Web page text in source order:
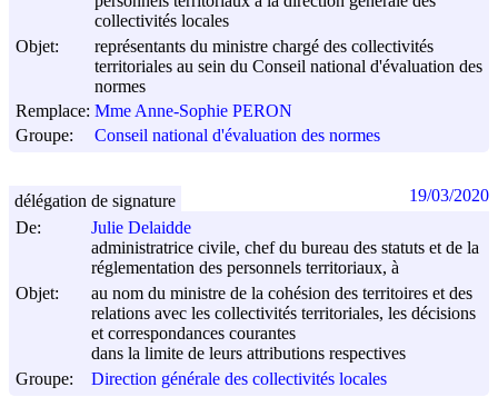
collectivités locales
Objet:
représentants du ministre chargé des collectivités
territoriales au sein du Conseil national d'évaluation des
normes
Remplace: Mme Anne-Sophie PERON
Groupe:
Conseil national d'évaluation des normes
De:
Julie Delaidde
administratrice civile, chef du bureau des statuts et de la
réglementation des personnels territoriaux, à
Objet:
au nom du ministre de la cohésion des territoires et des
relations avec les collectivités territoriales, les décisions
et correspondances courantes
dans la limite de leurs attributions respectives
Groupe:
Direction générale des collectivités locales
délégation de signature 19/03/2020